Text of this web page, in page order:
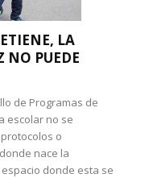
LA
NO PUEDE
de Programas de
escolar no se
o
nace la
donde esta se